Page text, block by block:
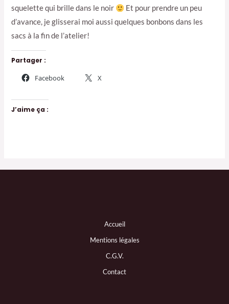
squelette qui brille dans le noir
Et pour prendre un peu
d’avance, je glisserai moi aussi quelques bonbons dans les
sacs à la fin de l’atelier!
Partager :
Facebook X
J’aime ça :
Accueil
Mentions légales
C.G.V.
Contact